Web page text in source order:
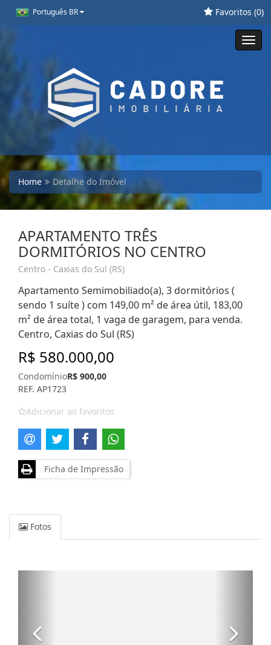
Português BR Favoritos (0)
Home Detalhe do Imóvel
APARTAMENTO TRÊS
DORMITÓRIOS NO CENTRO
Centro - Caxias do Sul (RS)
Apartamento Semimobiliado(a), 3 dormitórios (
sendo 1 suíte ) com 149,00 m² de área útil, 183,00
m² de área total, 1 vaga de garagem, para venda.
Centro, Caxias do Sul (RS)
R$ 580.000,00
CondomínioR$ 900,00
REF. AP1723
Adicionar ao favoritos
Ficha de Impressão
Fotos